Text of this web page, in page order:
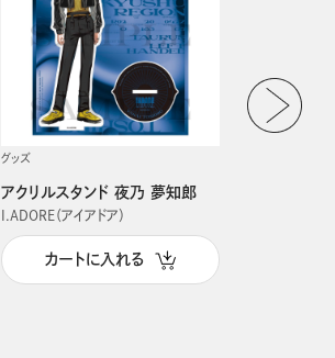
グッズ
アクリルスタンド 夜乃 夢知郎
I.ADORE（アイアドア）
カートに入れる